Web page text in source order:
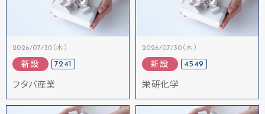
2026/07/30（木）
新設 7241
フタバ産業
2026/07/30（木）
新設 4549
栄研化学